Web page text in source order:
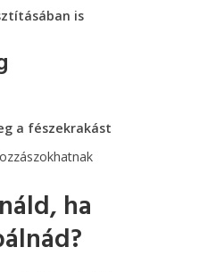
is
a fészekrakást
ha